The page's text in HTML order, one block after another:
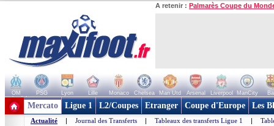
A retenir : Palmarès Coupe du
OM PSG Lyon Lille Monaco Chelsea Man Utd Arsenal Liverpool ManCity
+ de clubs
Mercato Ligue 1 L2/Coupes Etranger Coupe d'Europe Les
Actualité | Journal des Transferts | Tableaux des transferts Ligue 1 |